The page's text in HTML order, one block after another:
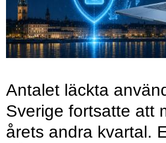
Antalet läckta
Sverige fortsatte att
årets andra kvartal.